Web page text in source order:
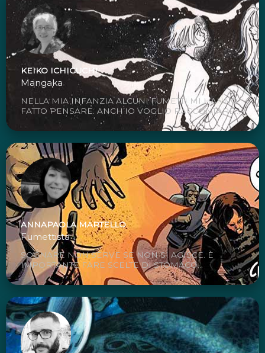
KEIKO ICHIGUCHI
Mangaka
NELLA MIA INFANZIA ALCUNI FUMETTI MI HANNO
FATTO PENSARE: ANCH’IO VOGLIO RACCONTARE...
ANNAPAOLA MARTELLO
Fumettista
SOGNARE NON SERVE SE NON SI AGISCE. È
IMPORTANTE FARE SCELTE DI STOMACO...